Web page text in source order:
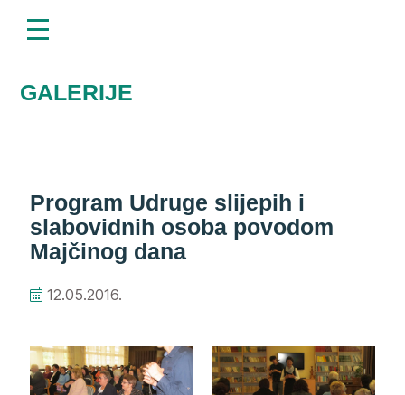
uključuje
sustav
GALERIJE
Program Udruge slijepih i
slabovidnih osoba povodom
Majčinog dana
12.05.2016.